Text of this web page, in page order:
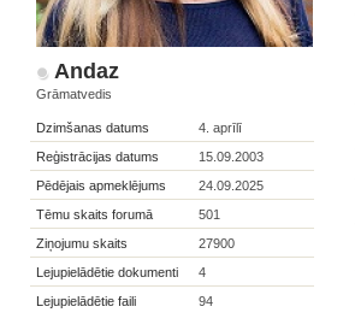
Andaz
Grāmatvedis
Dzimšanas datums
4. aprīlī
Reģistrācijas datums
15.09.2003
Pēdējais apmeklējums
24.09.2025
Tēmu skaits forumā
501
Ziņojumu skaits
27900
Lejupielādētie dokumenti
4
Lejupielādētie faili
94